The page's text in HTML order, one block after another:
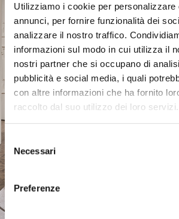
Utilizziamo i cookie per personalizzare
annunci, per fornire funzionalità dei
analizzare il nostro traffico.
informazioni sul modo in cui utilizza il
nostri partner che si occupano di
pubblicità e social media, i quali
con altre informazioni che ha fornito
raccolto dal suo utilizzo dei loro servizi.
del
consenso
Necessari
Preferenze